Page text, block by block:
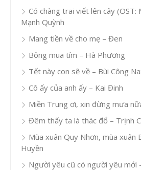
Có chàng trai viết lên cây (OST:
Mạnh Quỳnh
Mang tiền về cho mẹ – Đen
Bông mua tím – Hà Phương
Tết này con sẽ về – Bùi Công
Cô ấy của anh ấy – Kai Đinh
Miền Trung ơi, xin đừng mưa
Đêm thấy ta là thác đổ – Trịnh
Mùa xuân Quy Nhơn, mùa xuân
Huyền
Người yêu cũ có người yêu mới